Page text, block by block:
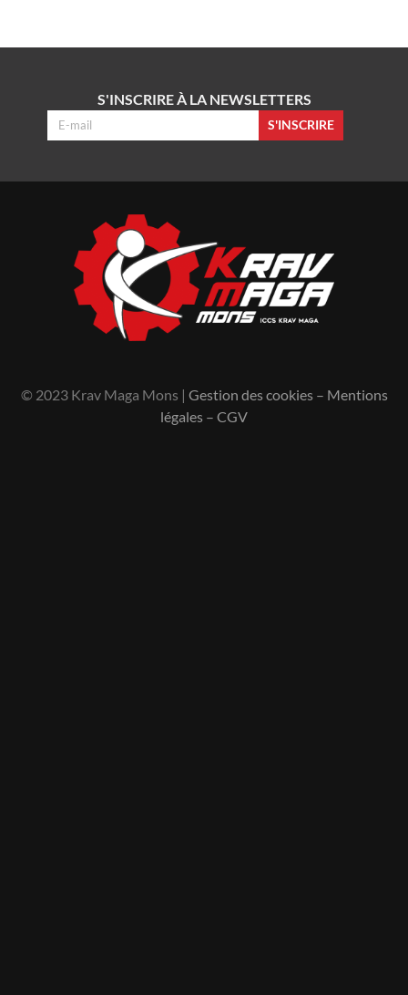
S'INSCRIRE À LA NEWSLETTERS
S'INSCRIRE
© 2023 Krav Maga Mons | Gestion des cookies– Mentions
légales – CGV